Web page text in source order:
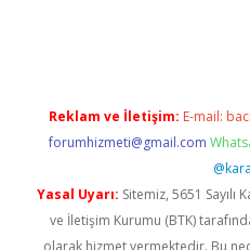
Reklam ve İletişim: E-mail:
forumhizmeti@gmail.com
Yasal Uyarı: Sitemiz, 5651
ve İletişim Kurumu (BTK)
olarak hizmet vermektedir. Bu